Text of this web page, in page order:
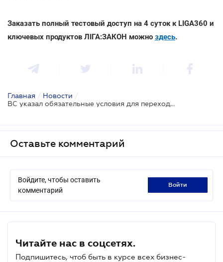
Заказать полный тестовый доступ на 4 суток к LIGA360 и
ключевых продуктов ЛІГА:ЗАКОН можно здесь.
Главная / Новости /
ВС указал обязательные условия для перехода имущества из пользования во владение
Оставьте комментарий
Войдите, чтобы оставить
комментарий
войти
Читайте нас в соцсетях.
Подпишитесь, чтоб быть в курсе всех бизнес-